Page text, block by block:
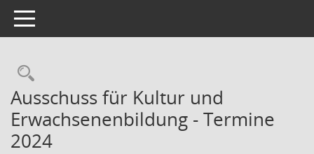
Toggle navigation
Rechercheauswahl
Ausschuss für Kultur und
Erwachsenenbildung - Termine
2024